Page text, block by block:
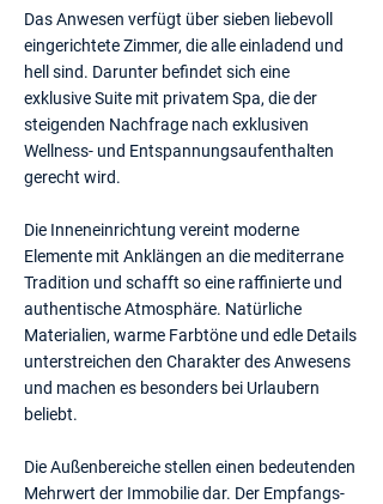
Das Anwesen verfügt über sieben liebevoll
eingerichtete Zimmer, die alle einladend und
hell sind. Darunter befindet sich eine
exklusive Suite mit privatem Spa, die der
steigenden Nachfrage nach exklusiven
Wellness- und Entspannungsaufenthalten
gerecht wird.
Die Inneneinrichtung vereint moderne
Elemente mit Anklängen an die mediterrane
Tradition und schafft so eine raffinierte und
authentische Atmosphäre. Natürliche
Materialien, warme Farbtöne und edle Details
unterstreichen den Charakter des Anwesens
und machen es besonders bei Urlaubern
beliebt.
Die Außenbereiche stellen einen bedeutenden
Mehrwert der Immobilie dar. Der Empfangs-